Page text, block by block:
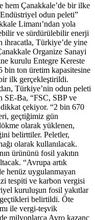
hem Çanakkale’de bir ilke
odun peleti”
Limanı’ndan yola
ve sürdürülebilir enerji
ihracatla, Türkiye’de yine
Organize Sanayi
kurulu Entegre Kereste
bin ton üretim kapasitesine
ilk gerçekleştirildi.
Türkiye’nin odun peleti
SE-Ba, “FSC, SBP ve
çekiyor. “2 bin 670
geçtiğimiz gün
olarak yüklenen,
belirttiler. Peletler,
olarak kullanılacak.
ürününü fosil yakıtın
“Avrupa artık
henüz uygulanmayan
tespiti ve karbon vergisi
kuruluşun fosil yakıtlar
belirtildi. Öte
ile vergi-teşvik
milyonlarca Avro kazanç